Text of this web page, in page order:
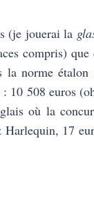
(je jouerai la
compris)
norme étalon
10 508 euros
où la
17